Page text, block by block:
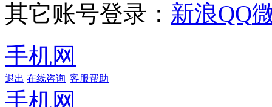
其它账号登录： 新浪QQ
手机网
退出 在线咨询 |客服帮助
手机网